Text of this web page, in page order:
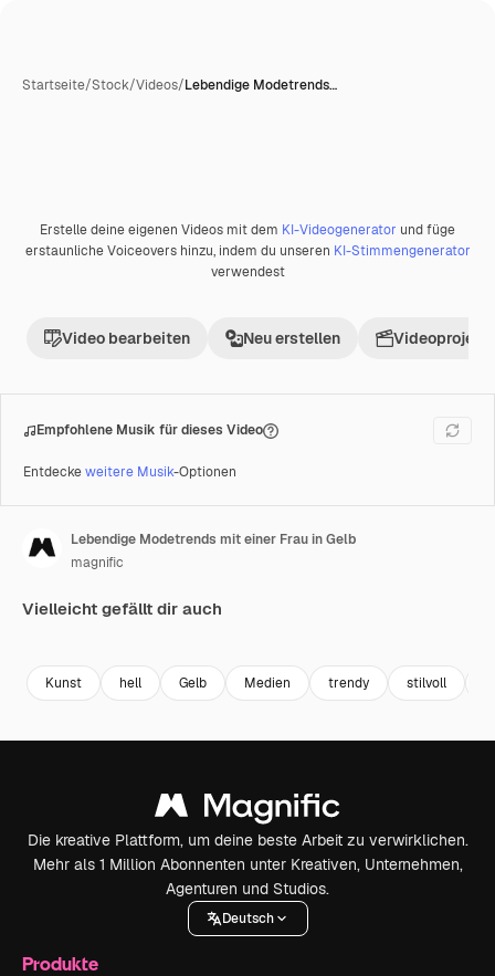
Startseite/Stock/Videos/Lebendige Modetrends…
Premium
Erstelle deine eigenen Videos mit dem KI-Videogenerator und füge
erstaunliche Voiceovers hinzu, indem du unseren KI-Stimmengenerator
verwendest
Video bearbeiten Neu erstellen Videoprojekt
Empfohlene Musik für dieses Video
Entdeckeweitere Musik-Optionen
Lebendige Modetrends mit einer Frau in Gelb
magnific
Vielleicht gefällt dir auch
Kunst hell Gelb Medien trendy stilvoll
Die kreative Plattform, um deine beste Arbeit zu verwirklichen.
Mehr als 1 Million Abonnenten unter Kreativen, Unternehmen,
Agenturen und Studios.
Deutsch
Produkte